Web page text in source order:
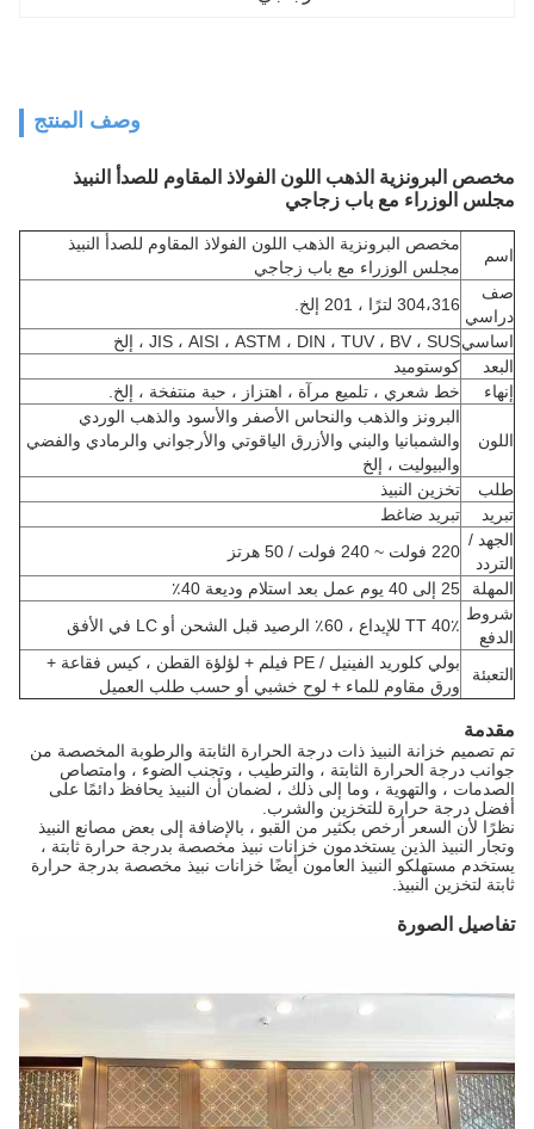
وصف المنتج
مخصص البرونزية الذهب اللون الفولاذ المقاوم للصدأ النبيذ
مجلس الوزراء مع باب زجاجي
اسم
مخصص البرونزية الذهب اللون الفولاذ المقاوم للصدأ النبيذ
مجلس الوزراء مع باب زجاجي
صف
دراسي
304،316 لترًا ، 201 إلخ.
اساسي JIS ، AISI ، ASTM ، DIN ، TUV ، BV ، SUS ، إلخ
البعد
كوستوميد
إنهاء
خط شعري ، تلميع مرآة ، اهتزاز ، حبة منتفخة ، إلخ.
اللون
البرونز والذهب والنحاس الأصفر والأسود والذهب الوردي
والشمبانيا والبني والأزرق الياقوتي والأرجواني والرمادي والفضي
والبيوليت ، إلخ
طلب
تخزين النبيذ
تبريد
تبريد ضاغط
الجهد /
التردد
220 فولت ~ 240 فولت / 50 هرتز
المهلة
25 إلى 40 يوم عمل بعد استلام وديعة 40٪
شروط
الدفع
40٪ TT للإيداع ، 60٪ الرصيد قبل الشحن أو LC في الأفق
التعبئة
بولي كلوريد الفينيل / PE فيلم + لؤلؤة القطن ، كيس فقاعة +
ورق مقاوم للماء + لوح خشبي أو حسب طلب العميل
مقدمة
تم تصميم خزانة النبيذ ذات درجة الحرارة الثابتة والرطوبة المخصصة من
جوانب درجة الحرارة الثابتة ، والترطيب ، وتجنب الضوء ، وامتصاص
الصدمات ، والتهوية ، وما إلى ذلك ، لضمان أن النبيذ يحافظ دائمًا على
أفضل درجة حرارة للتخزين والشرب.
نظرًا لأن السعر أرخص بكثير من القبو ، بالإضافة إلى بعض مصانع النبيذ
وتجار النبيذ الذين يستخدمون خزانات نبيذ مخصصة بدرجة حرارة ثابتة ،
يستخدم مستهلكو النبيذ العامون أيضًا خزانات نبيذ مخصصة بدرجة حرارة
ثابتة لتخزين النبيذ.
تفاصيل الصورة